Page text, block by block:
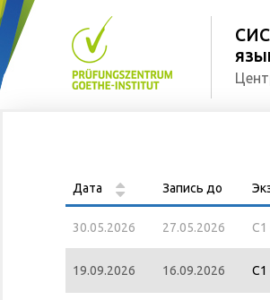
Дата Запись до
30.05.2026 27.05.2026 С1
19.09.2026 16.09.2026 С1